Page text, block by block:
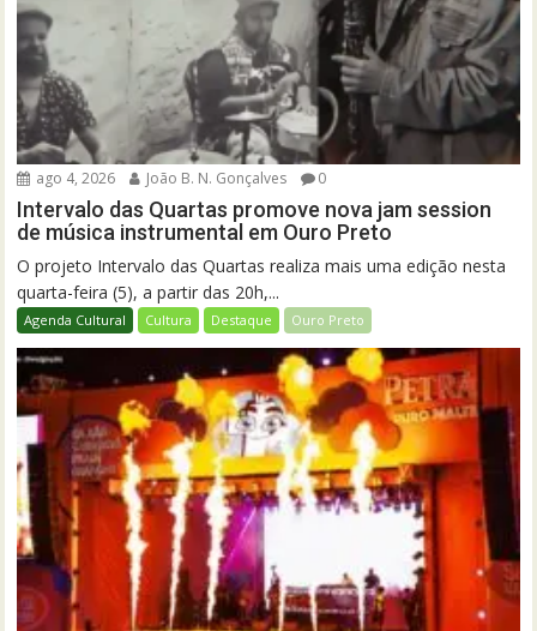
ago 4, 2026 João B. N. Gonçalves 0
Intervalo das Quartas promove nova jam session
de música instrumental em Ouro Preto
O projeto Intervalo das Quartas realiza mais uma edição nesta
quarta-feira (5), a partir das 20h,...
Agenda Cultural Cultura Destaque Ouro Preto